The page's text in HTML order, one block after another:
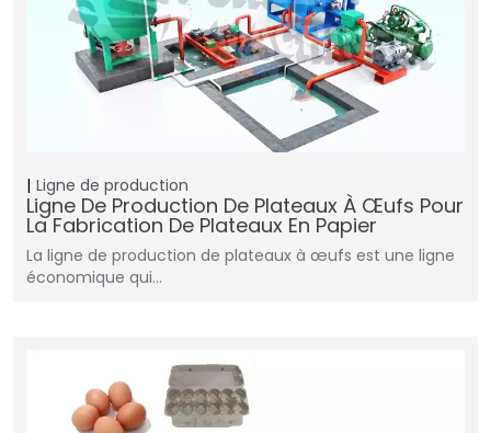
Ligne de production
Ligne De Production De Plateaux À Œufs Pour
La Fabrication De Plateaux En Papier
La ligne de production de plateaux à œufs est une ligne
économique qui…